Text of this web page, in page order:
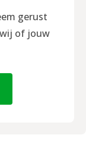
gerust
of jouw